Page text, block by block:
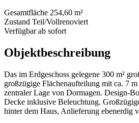
Gesamtfläche 254,60 m²
Zustand Teil/Vollrenoviert
Verfügbar ab sofort
Objektbeschreibung
Das im Erdgeschoss gelegene 300 m²
großzügige Flächenaufteilung mit ca. 7
zentraler Lage von Dormagen. Design-
Decke inklusive Beleuchtung.
hinter dem Haus, Anlieferung ebenerdig